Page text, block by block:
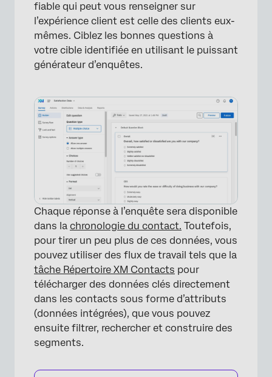
fiable qui peut vous renseigner sur
l’expérience client est celle des clients eux-
mêmes. Ciblez les bonnes questions à
votre cible identifiée en utilisant le puissant
générateur d’enquêtes.
Chaque réponse à l’enquête sera disponible
dans la chronologie du contact. Toutefois,
pour tirer un peu plus de ces données, vous
pouvez utiliser des flux de travail tels que la
tâche Répertoire XM Contacts pour
télécharger des données clés directement
dans les contacts sous forme d’attributs
(données intégrées), que vous pouvez
ensuite filtrer, rechercher et construire des
segments.